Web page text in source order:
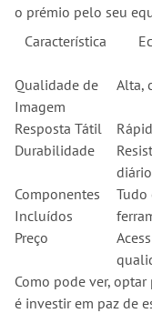
o prémio pelo seu
Característica
Qualidade de
Imagem
Alta,
Resposta Tátil
Durabilidade
diário
Componentes
Incluídos
Tudo
Preço
Como pode ver, optar
é investir em paz de